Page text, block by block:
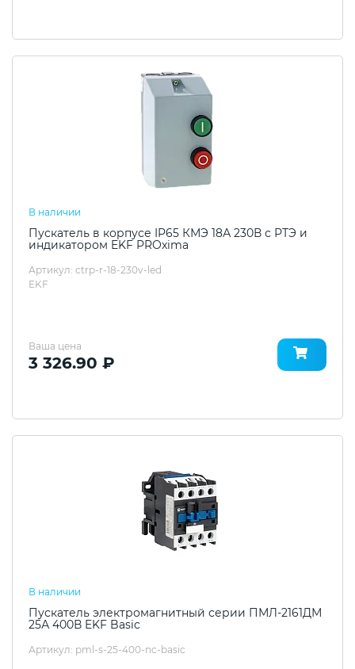
В наличии
Пускатель в корпусе IP65 КМЭ 18А 230В с РТЭ и
индикатором EKF PROxima
Артикул: ctrp-r-18-230v-led
EKF
Ваша цена
3 326.90 ₽
В наличии
Пускатель электромагнитный серии ПМЛ-2161ДМ
25А 400В EKF Basic
Артикул: pml-s-25-400-nc-basic